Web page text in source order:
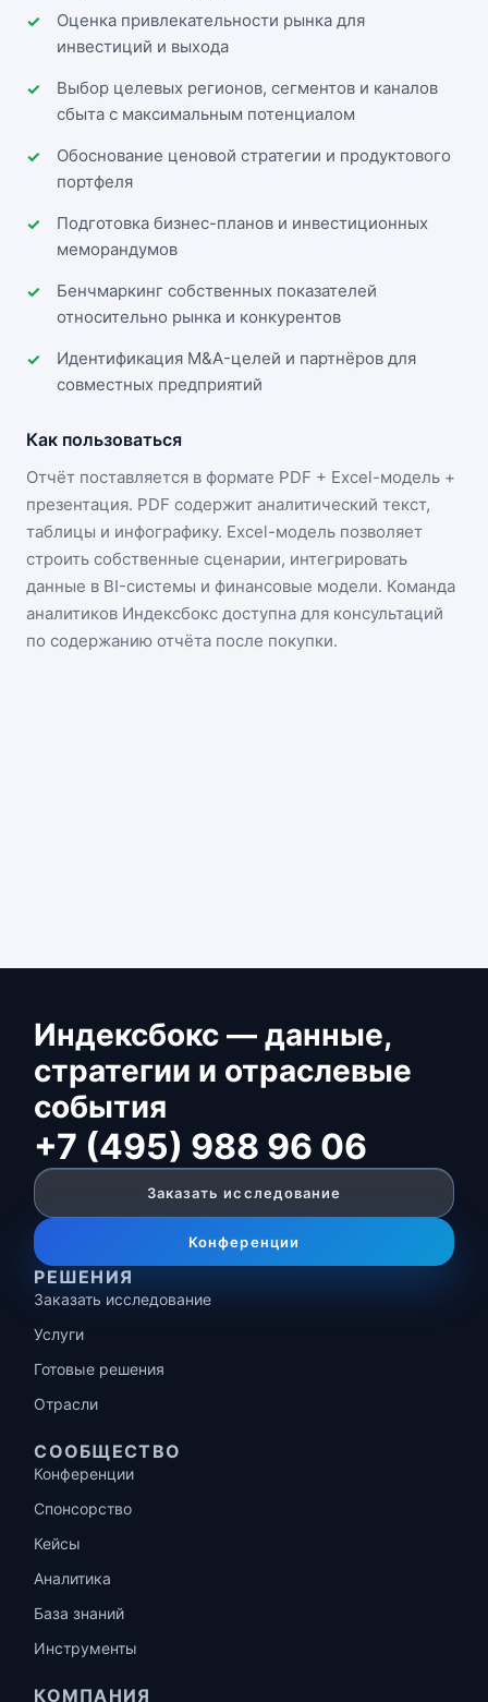
Оценка привлекательности рынка для
инвестиций и выхода
Выбор целевых регионов, сегментов и каналов
сбыта с максимальным потенциалом
Обоснование ценовой стратегии и продуктового
портфеля
Подготовка бизнес-планов и инвестиционных
меморандумов
Бенчмаркинг собственных показателей
относительно рынка и конкурентов
Идентификация M&A-целей и партнёров для
совместных предприятий
Как пользоваться
Отчёт поставляется в формате PDF + Excel-модель +
презентация. PDF содержит аналитический текст,
таблицы и инфографику. Excel-модель позволяет
строить собственные сценарии, интегрировать
данные в BI-системы и финансовые модели. Команда
аналитиков Индексбокс доступна для консультаций
по содержанию отчёта после покупки.
Индексбокс — данные,
стратегии и отраслевые
события
+7 (495) 988 96 06
Заказать исследование
Конференции
РЕШЕНИЯ
Заказать исследование
Услуги
Готовые решения
Отрасли
СООБЩЕСТВО
Конференции
Спонсорство
Кейсы
Аналитика
База знаний
Инструменты
КОМПАНИЯ